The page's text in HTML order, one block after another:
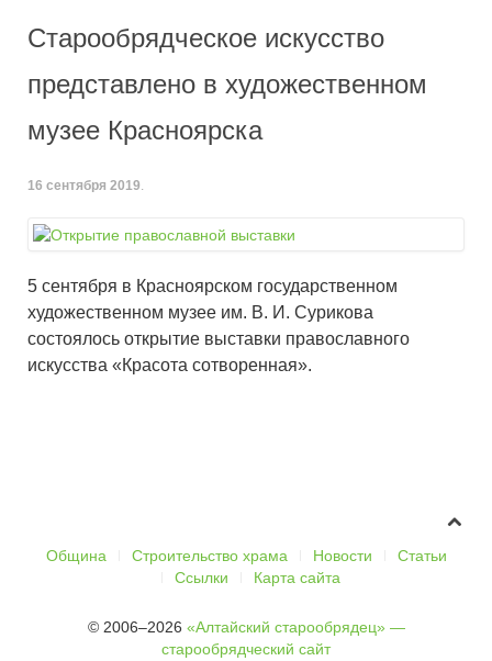
Старообрядческое искусство
представлено в художественном
музее Красноярска
16 сентября 2019
5 сентября в Красноярском государственном
художественном музее им. В. И. Сурикова
состоялось открытие выставки православного
искусства «Красота сотворенная».
Община Строительство храма Новости
Статьи
Ссылки
Карта сайта
© 2006–2026 «Алтайский старообрядец» —
старообрядческий сайт